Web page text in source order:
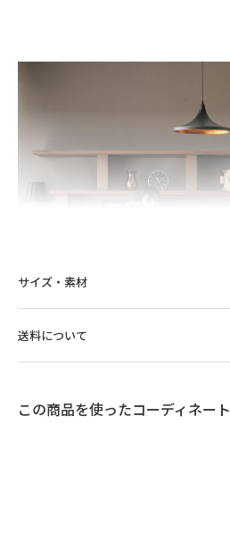
サイズ・素材
送料について
この商品を使ったコーディネート